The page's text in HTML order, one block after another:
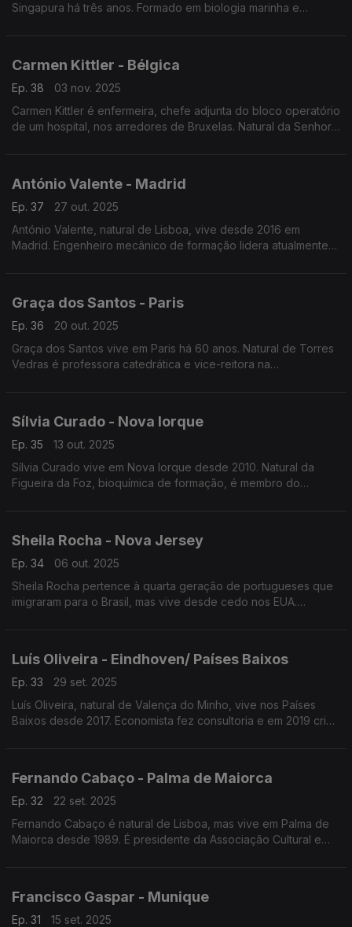
Singapura há três anos. Formado em biologia marinha e
Carmen Kittler - Bélgica
Ep. 38
03 nov. 2025
Carmen Kittler é enfermeira, chefe adjunta do bloco operatório
de um hospital, nos arredores de Bruxelas. Natural da Senhora
António Valente - Madrid
Ep. 37
27 out. 2025
António Valente, natural de Lisboa, vive desde 2016 em
Madrid. Engenheiro mecânico de formação lidera atualmente
Graça dos Santos - Paris
Ep. 36
20 out. 2025
Graça dos Santos vive em Paris há 60 anos. Natural de Torres
Vedras é professora catedrática e vice-reitora na
Sílvia Curado - Nova Iorque
Ep. 35
13 out. 2025
Sílvia Curado vive em Nova Iorque desde 2010. Natural da
Figueira da Foz, bioquímica de formação, é membro do
Sheila Rocha - Nova Jersey
Ep. 34
06 out. 2025
Sheila Rocha pertence à quarta geração de portugueses que
imigraram para o Brasil, mas vive desde cedo nos EUA.
Luís Oliveira - Eindhoven/ Países Baixos
Ep. 33
29 set. 2025
Luís Oliveira, natural de Valença do Minho, vive nos Países
Baixos desde 2017. Economista fez consultoria e em 2019 criou
Fernando Cabaço - Palma de Maiorca
Ep. 32
22 set. 2025
Fernando Cabaço é natural de Lisboa, mas vive em Palma de
Maiorca desde 1989. É presidente da Associação Cultural e
Francisco Gaspar - Munique
Ep. 31
15 set. 2025